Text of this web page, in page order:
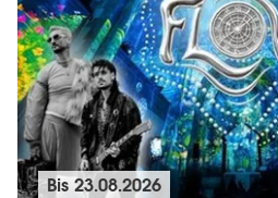
Bis23.08.2026